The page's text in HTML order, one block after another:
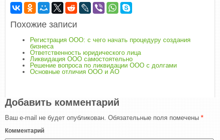
Похожие записи
Регистрация ООО: с чего начать процедуру создания
бизнеса
Ответственность юридического лица
Ликвидация ООО самостоятельно
Решение вопроса по ликвидации ООО с долгами
Основные отличия ООО и АО
Добавить комментарий
Ваш e-mail не будет опубликован. Обязательные поля помечены *
Комментарий